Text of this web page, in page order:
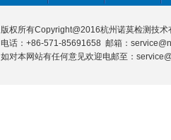
版权所有Copyright@2016杭州诺莫检测技
电话：+86-571-85691658 邮箱：
如对本网站有任何意见欢迎电邮至：